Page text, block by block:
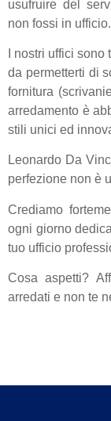
usufruire del
non fossi in ufficio.
I nostri uffici
da permetterti di
fornitura
arredamento è
stili unici ed
Leonardo Da
perfezione non è
Crediamo
ogni giorno
tuo ufficio
Cosa aspetti?
arredati e non te